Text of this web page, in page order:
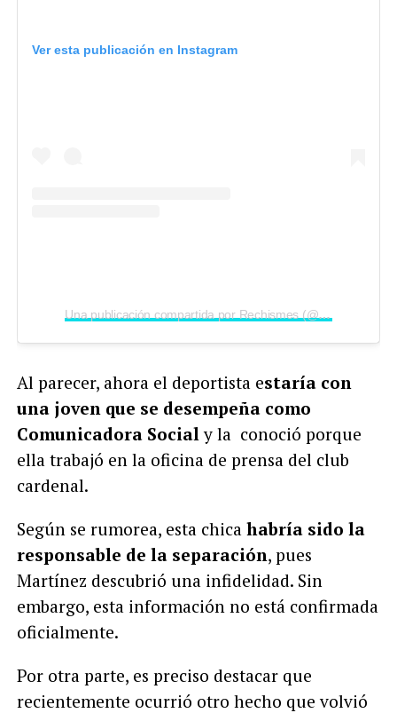
Ver esta publicación en Instagram
Una publicación compartida por Rechismes (@rechismes)
Al parecer, ahora el deportista estaría con
una joven que se desempeña como
Comunicadora Social y la conoció porque
ella trabajó en la oficina de prensa del club
cardenal.
Según se rumorea, esta chica habría sido la
responsable de la separación, pues
Martínez descubrió una infidelidad. Sin
embargo, esta información no está confirmada
oficialmente.
Por otra parte, es preciso destacar que
recientemente ocurrió otro hecho que volvió